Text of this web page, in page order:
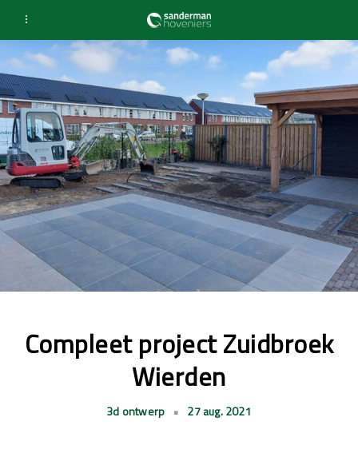
Compleet project Zuidbroek
Wierden
3d ontwerp • 27 aug. 2021